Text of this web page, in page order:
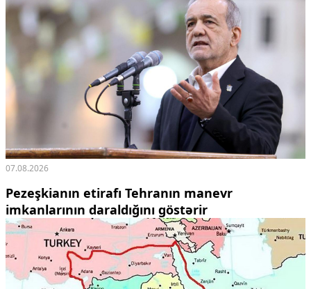
07.08.2026
Pezeşkianın etirafı Tehranın manevr
imkanlarının daraldığını göstərir